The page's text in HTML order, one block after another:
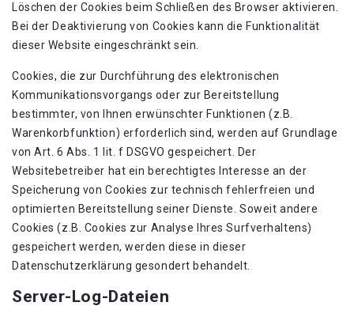
Löschen der Cookies beim Schließen des Browser aktivieren.
Bei der Deaktivierung von Cookies kann die Funktionalität
dieser Website eingeschränkt sein.
Cookies, die zur Durchführung des elektronischen
Kommunikationsvorgangs oder zur Bereitstellung
bestimmter, von Ihnen erwünschter Funktionen (z.B.
Warenkorbfunktion) erforderlich sind, werden auf Grundlage
von Art. 6 Abs. 1 lit. f DSGVO gespeichert. Der
Websitebetreiber hat ein berechtigtes Interesse an der
Speicherung von Cookies zur technisch fehlerfreien und
optimierten Bereitstellung seiner Dienste. Soweit andere
Cookies (z.B. Cookies zur Analyse Ihres Surfverhaltens)
gespeichert werden, werden diese in dieser
Datenschutzerklärung gesondert behandelt.
Server-Log-Dateien